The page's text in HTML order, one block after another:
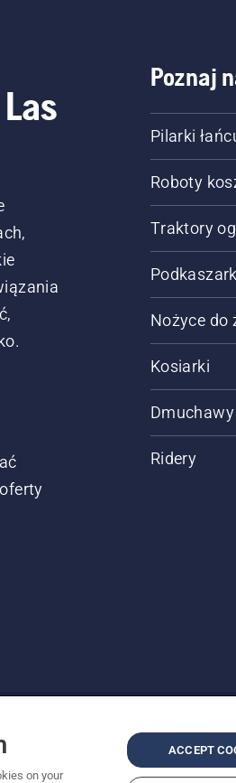
Poznaj
Pilarki
Roboty
Traktory
Nożyce do
Kosiarki
Ridery
on your
ACCEPT